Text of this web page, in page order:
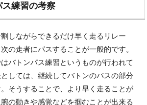
ス練習の考察
しながらできるだけ早く走るリレー
の走者にパスすることが一般的です。
バトンパス練習というものが行われて
しては、継続してバトンのパスの部分
そうすることで、より早く走ることが
の動きや感覚などを掴むことが出来る